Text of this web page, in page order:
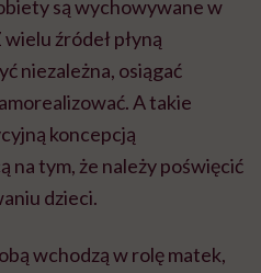
są wychowywane w
źródeł płyną
niezależna, osiągać
A takie
koncepcją
na tym, że należy poświęcić
dzieci.
wchodzą w rolę matek,